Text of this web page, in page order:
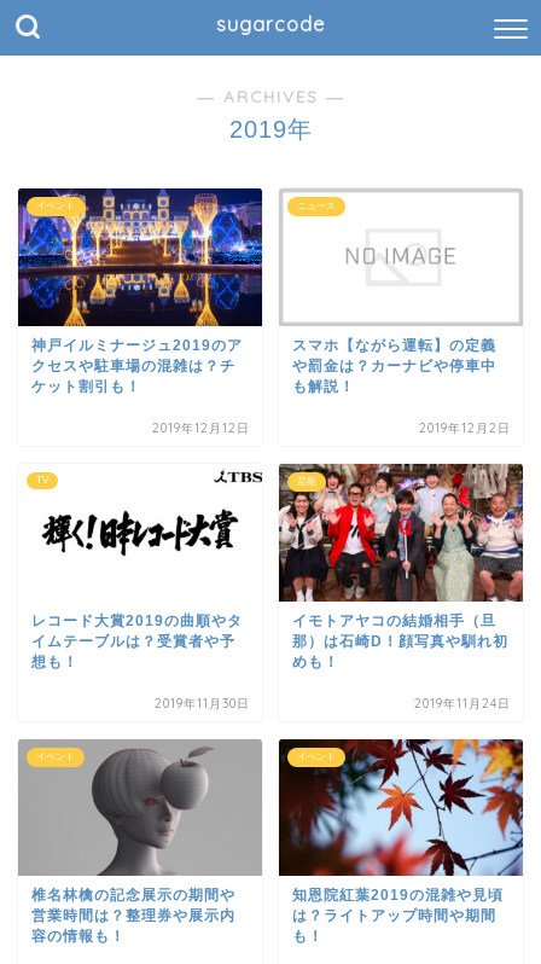
sugarcode
― ARCHIVES ―
2019年
イベント
神戸イルミナージュ2019のア
クセスや駐車場の混雑は？チ
ケット割引も！
2019年12月12日
ニュース
スマホ【ながら運転】の定義
や罰金は？カーナビや停車中
も解説！
2019年12月2日
TV
レコード大賞2019の曲順やタ
イムテーブルは？受賞者や予
想も！
2019年11月30日
芸能
イモトアヤコの結婚相手（旦
那）は石崎D！顔写真や馴れ初
めも！
2019年11月24日
イベント
椎名林檎の記念展示の期間や
営業時間は？整理券や展示内
容の情報も！
イベント
知恩院紅葉2019の混雑や見頃
は？ライトアップ時間や期間
も！